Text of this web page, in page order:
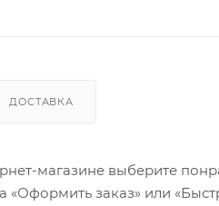
ДОСТАВКА
магазине выберите
заказ» или